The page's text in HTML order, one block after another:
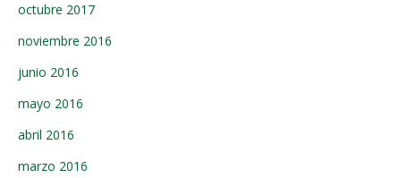
octubre 2017
noviembre 2016
junio 2016
mayo 2016
abril 2016
marzo 2016